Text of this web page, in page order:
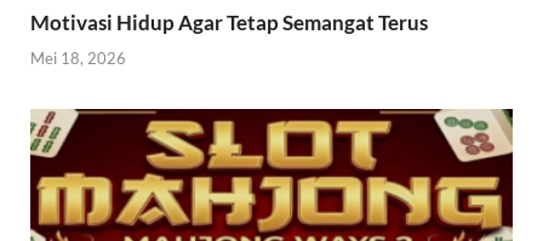
Motivasi Hidup Agar Tetap Semangat Terus
Mei 18, 2026